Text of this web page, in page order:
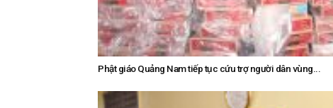
Phật giáo Quảng Nam tiếp tục cứu trợ người dân vùng...